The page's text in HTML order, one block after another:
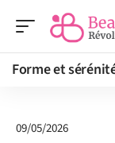
Forme et
09/05/2026